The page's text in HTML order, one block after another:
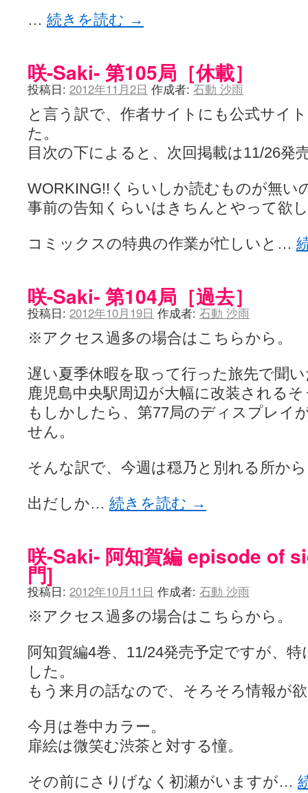
… 続きを読む →
咲-Saki- 第105局［休載］
投稿日: 2012年11月2日 作成者: 石動 沙雨
と言う訳で、作者サイトにも公式サイ
た。
目次の下によると、次回掲載は11/26発
WORKING!!くらいしか読むものが無い
事前の告知くらいはきちんとやって欲
コミックスの特典の作業が忙しいと…
咲-Saki- 第104局［過去］
投稿日: 2012年10月19日 作成者: 石動 沙雨
※アクセス過多の場合はこちらから。
遅い夏季休暇を取って行った旅先で聞
鹿児島中央駅周辺が大幅に改装される
もしかしたら、第77局のディスプレイ
せん。
そんな訳で、今週は穏乃と別れる所か
出だしか… 続きを読む →
咲-Saki- 阿知賀編 episode of
門]
投稿日: 2012年10月11日 作成者: 石動 沙雨
※アクセス過多の場合はこちらから。
阿知賀編4巻、11/24発売予定ですが、
した。
もう来月の話なので、そろそろ情報が
今月は巻中カラー。
扉絵は微笑む渋茶と対する憧。
その前にさりげなく初瀬がいますが…